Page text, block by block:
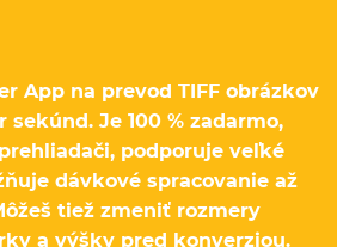
App na prevod TIFF obrázkov
sekúnd. Je 100 % zadarmo,
podporuje veľké
dávkové spracovanie až
tiež zmeniť rozmery
a výšky pred konverziou.